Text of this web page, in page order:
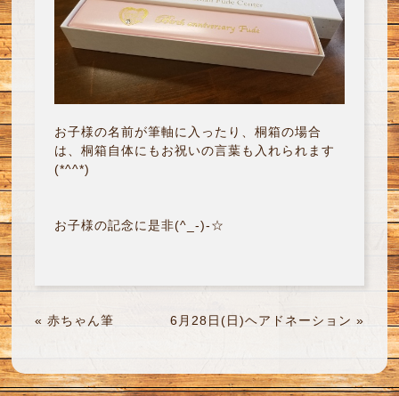
お子様の名前が筆軸に入ったり、桐箱の場合
は、桐箱自体にもお祝いの言葉も入れられます
(*^^*)
お子様の記念に是非(^_-)-☆
« 赤ちゃん筆 6月28日(日)ヘアドネーション »